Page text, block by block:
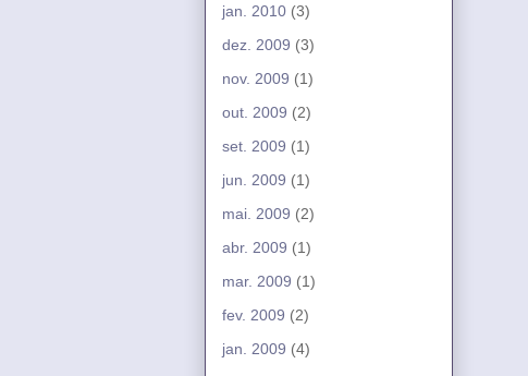
jan. 2010 (3)
dez. 2009 (3)
nov. 2009 (1)
out. 2009 (2)
set. 2009 (1)
jun. 2009 (1)
mai. 2009 (2)
abr. 2009 (1)
mar. 2009 (1)
fev. 2009 (2)
jan. 2009 (4)